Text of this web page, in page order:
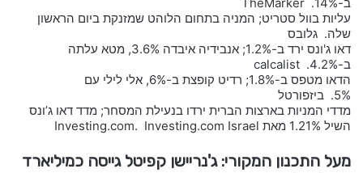
ב-14%. TheMarker
עליות בוול סטריט; המניה בתחום הלוהט שמזנקת ביום הראשון
שלה. גלובס
דאו ג'ונס ירד ב-1.2%; אנבידיה איבדה 3.6%, מטא עלתה
ב-4.2%. calcalist
הדאו מטפס ב-1.8%; רדיט קופצת ב-6%, אלי לילי עם
5%. ביזפורטל
מדדי המניות בארצות הברית ירדו בנעילת המסחר; מדד דאו ג’ונס
השיל 1.21% מאת Investing.com. Investing.com Israel
מעל התכנון המקורי: ג'נריישן קפיטל גייסה כמיליארד